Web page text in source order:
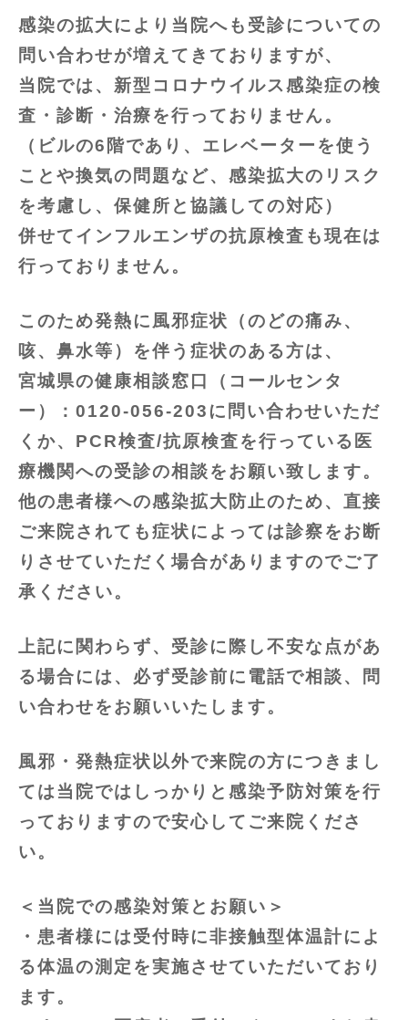
感染の拡大により当院へも受診についての
問い合わせが増えてきておりますが、
当院では、新型コロナウイルス感染症の検
査・診断・治療を行っておりません。
（ビルの6階であり、エレベーターを使う
ことや換気の問題など、感染拡大のリスク
を考慮し、保健所と協議しての対応）
併せてインフルエンザの抗原検査も現在は
行っておりません。
このため発熱に風邪症状（のどの痛み、
咳、鼻水等）を伴う症状のある方は、
宮城県の健康相談窓口（コールセンタ
ー）：0120-056-203に問い合わせいただ
くか、 PCR検査/抗原検査を行っている医
療機関への受診の相談をお願い致します。
他の患者様への感染拡大防止のため、直接
ご来院されても症状によっては診察をお断
りさせていただく場合がありますのでご了
承ください。
上記に関わらず、受診に際し不安な点があ
る場合には、必ず受診前に電話で相談、問
い合わせをお願いいたします。
風邪・発熱症状以外で来院の方につきまし
ては当院ではしっかりと感染予防対策を行
っておりますので安心してご来院くださ
い。
＜当院での感染対策とお願い＞
・患者様には受付時に非接触型体温計によ
る体温の測定を実施させていただいており
ます。